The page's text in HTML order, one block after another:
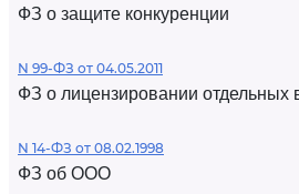
ФЗ о защите конкуренции
N 99-ФЗ от 04.05.2011
ФЗ о лицензировании отдельных
N 14-ФЗ от 08.02.1998
ФЗ об ООО